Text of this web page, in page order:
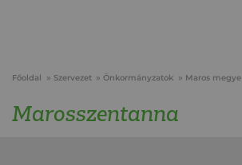
Főoldal Szervezet Önkormányzatok Maros megye
Marosszentanna